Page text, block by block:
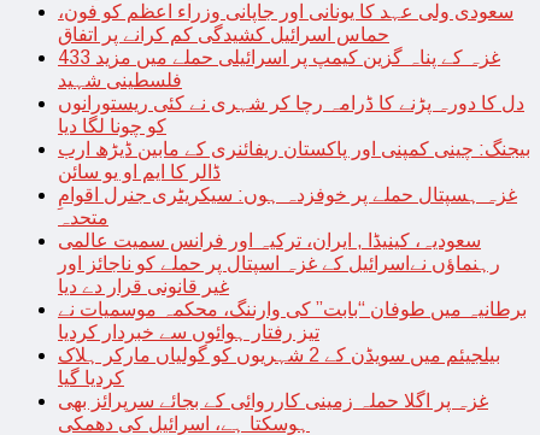
سعودی ولی عہد کا یونانی اور جاپانی وزراء اعظم کو فون،
حماس اسرائیل کشیدگی کم کرانے پر اتفاق
غزہ کے پناہ گزین کیمپ پر اسرائیلی حملے میں مزید 433
فلسطینی شہید
دل کا دورہ پڑنے کا ڈرامہ رچا کر شہری نے کئی ریستورانوں
کو چونا لگا دیا
بیجنگ: چینی کمپنی اور پاکستان ریفائنری کے مابین ڈیڑھ ارب
ڈالر کا ایم او یو سائن
غزہ ہسپتال حملے پر خوفزدہ ہوں: سیکریٹری جنرل اقوامِ
متحدہ
سعودیہ، کینیڈا , ایران، ترکیہ اور فرانس سمیت عالمی
رہنماؤں نےاسرائیل کے غزہ اسپتال پر حملے کو ناجائز اور
غیر قانونی قرار دے دیا
برطانیہ میں طوفان “بابت” کی وارننگ، محکمہ موسمیات نے
تیز رفتار ہوائوں سے خبردار کردیا
بیلجیئم میں سویڈن کے 2 شہریوں کو گولیاں مارکر ہلاک
کردیا گیا
غزہ پر اگلا حملہ زمینی کارروائی کے بجائے سرپرائز بھی
ہوسکتا ہے، اسرائیل کی دھمکی